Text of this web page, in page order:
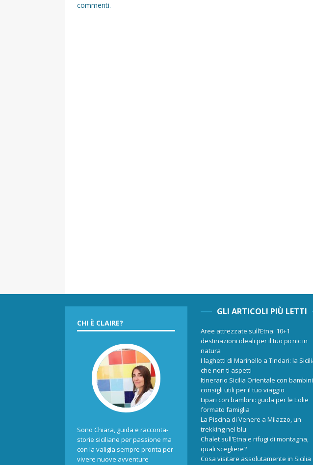
commenti.
CHI È CLAIRE?
Sono Chiara, guida e racconta-
storie siciliane per passione ma
con la valigia sempre pronta per
vivere nuove avventure
GLI ARTICOLI PIÙ LETTI
Aree attrezzate sull’Etna: 10+1
destinazioni ideali per il tuo picnic in
natura
I laghetti di Marinello a Tindari: la
che non ti aspetti
Itinerario Sicilia Orientale con
consigli utili per il tuo viaggio
Lipari con bambini: guida per le Eolie
formato famiglia
La Piscina di Venere a Milazzo, un
trekking nel blu
Chalet sull'Etna e rifugi di montagna,
quali scegliere?
Cosa visitare assolutamente in Sicilia